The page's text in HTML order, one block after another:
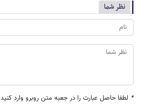
نظر شما
* لطفا حاصل عبارت را در جعبه متن روبرو وارد کنید